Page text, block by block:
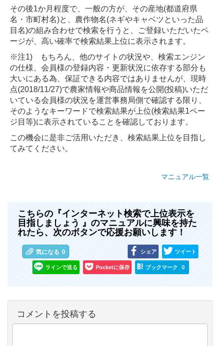
その後1か月程度で、一般の方が、その産地(都道府県
名・市町村名)と、農作物名(ネギやキャベツといった品
目名)の組み合わせで検索を行うと、ご登録いただいたペ
ージが、高い確率で検索結果上位に表示されます。
※注1) もちろん、他のサイトの状況や、検索エンジン
の仕様、会員様の登録内容・更新状況に依存する部分も
大いにある為、保証できる内容ではありませんが、現時
点(2018/11/27)で農家情報や商品情報を公開(投稿)いただ
いている会員様の状況を運営事務局側で確認する限り、
そのようなキーワードで検索結果が上位(検索結果1ペー
ジ目等)に表示されていることを確認しております。
この機会に是非ご活用いただき、検索結果上位を目指し
てみてください。
マニュアル一覧
こちらの『インターネット検索で上位表示を
目指しましょう 』のマニュアルに興味を持た
れたら、次のボタンで応援お願いします！
気になる 0 シェア ツイート
ラインで送る Pocketに保存 ブックマーク 0
コメントを投稿する